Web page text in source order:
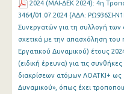
2024 (ΜΑΪ-ΔΕΚ 2024): 4η
3464/01.07.2024 (ΑΔΑ: ΡΩ936ΣΙ-
Συνεργατών για τη συλλογή των
σχετικά με την απασχόληση
Εργατικού Δυναμικού) έτους
(ειδική έρευνα) για τις
διακρίσεων ατόμων ΛΟΑΤΚΙ+ ως
Δυναμικού», όπως έχει